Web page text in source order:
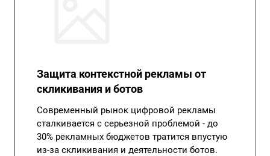
Защита контекстной рекламы от
скликивания и ботов
Современный рынок цифровой рекламы
сталкивается с серьезной проблемой - до
30% рекламных бюджетов тратится впустую
из-за скликивания и деятельности ботов.